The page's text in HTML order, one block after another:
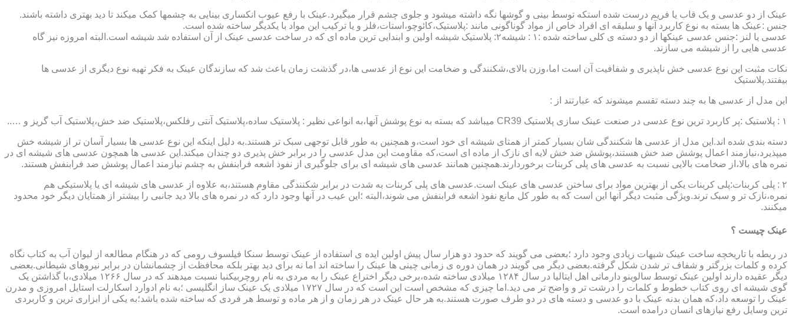
عینک از دو عدسی و یک قاب یا فریم درست شده استکه توسط بینی و گوشها نگه داشته میشود و جلوی چشم قرار میگیرد.عینک با رفع عیوب انکساری بینایی به چشمها کمک میکند تا دید بهتری داشته باشند.
جنس :عینک ها بسته به نوع کاربرد آنها و سلیقه ای افراد خاص از مواد گوناگونی مانند :پلاستیک،کائوچو،استات،فلز و یا ترکیب این مواد با یکدیگر ساخته شده است.
عدسی یا لنز :جنس عدسی عینکها از دو دسته ی کلی ساخته شده :۱ : شیشه۲: پلاستیک شیشه اولین و ابندایی ترین ماده ای که در ساخت عدسی عینک از آن استفاده شد شیشه است.البته امروزه نیز گاه
عدسی هایی را از شیشه می سازند.
نکات مثبت این نوع عدسی خش ناپذیری و شفافیت آن است اما،وزن بالای،شکنندگی و ضخامت این نوع از عدسی ها،در گذشت زمان باعث شد که سازندگان عینک به فکر تهیه نوع دیگری از عدسی ها
بیفتند.پلاستیک
این مدل از عدسی ها به چند دسته تقسم میشوند که عبارتند از :
۱ : پلاستیک :پر کاربرد ترین نوع عدسی در صنعت عینک سازی پلاستیک CR39 میباشد که بسته به نوع پوشش آنها،به انواعی نظیر : پلاستیک ساده،پلاستیک آنتی رفلکس،پلاستیک ضد خش،پلاستیک آب گریز و …..
دسته بندی شده اند.این مدل از عدسی ها شکنندگی شان بسیار کمتر از همتای شیشه ای خود است،و همچنین به طور قابل توجهی سبک تر هستند.به دلیل اینکه این نوع عدسی ها بسیار آسان تر از شیشه خش
میپذیرد،نیازمند اعمال پوشش ضد خش هستند،پوشش ضد خش لایه ای نازک از ماده ای است،که مقاومت این مدل عدسی را در برابر خش پذیری دو چندان میکند.این عدسی ها همچون عدسی های شیشه ای در
نمره های بالا،از ضخامت بالایی نسبت به عدسی های پلی کربنات برخوردارند.همچنین همانند عدسی های شیشه ای برای جلوگیری از نفوذ اشعه فرابنفش به چشم نیازمند اعمال پوشش ضد فرابنفش هستند.
۲ : پلی کربنات:پلی کربنات یکی از بهترین مواد برای ساختن عدسی های عینک است.عدسی های پلی کربنات به شدت در برابر شکنندگی مقاوم هستند،به علاوه از عدسی های شیشه ای یا پلاستیکی هم
نمره،نازک تر و سبک ترند.ویژگی مثبت دیگر آنها این است که به طور کل مانع نفوذ اشعه فرابنفش می شوند،البته ؛این عیب در آنها وجود دارد که در نمره های بالا دید جانبی را بیشتر از همتایان دیگر خود محدود
میکنند.
عینک چیست ؟
در ربطه با تاریخچه ساخت عینک شبهات زیادی وجود دارد ؛بعضی می گویند که حدود دو هزار سال پیش اولین ایده ی استفاده از عینک توسط سنکا فیلسوف رومی که در هنگام مطالعه از لیوان آب به کتاب نگاه
کرده و کلمات بزرگتر و شفاف تر شدن شکل گرفته.بعضی دیگر می گویند در همان دوره ی زمانی چینی ها عینک را ساخته اند اما نه برای دید بهتر بلکه محافظت از چشمانشان در برابر نیروهای شیطانی.بعضی
دیگر عقیده دارند اولین عینک توسط سالوینو دارماتی اهل ایتالیا در سال ۱۲۸۴ میلادی ساخته شده،برخی دیگر اختراع عینک را به مردی به نام روچربیکنبا نسبت میدهند که در سال ۱۲۶۶ میلادی،با گذاشتن یک
گوی شیشه ای روی کتاب خطوط و کلمات را درشت تر و واضح تر می دید.اما چیزی که مشخص است این است که در سال ۱۷۲۷ میلادی یک عینک ساز انگلیسی ؛به نام ادوارد اسکارلت استایل امروزی و مدرن
عینک را توسعه داد،که همان بدنه عینک با دو عدسی و دسته های در دو طرف صورت هستند.به هر حال عینک در هر زمان و از هر ماده و توسط هر فردی که ساخته شده باشد؛به یکی از ابزاری ترین و کاربردی
ترین وسایل رفع نیازهای انسان درامده است.